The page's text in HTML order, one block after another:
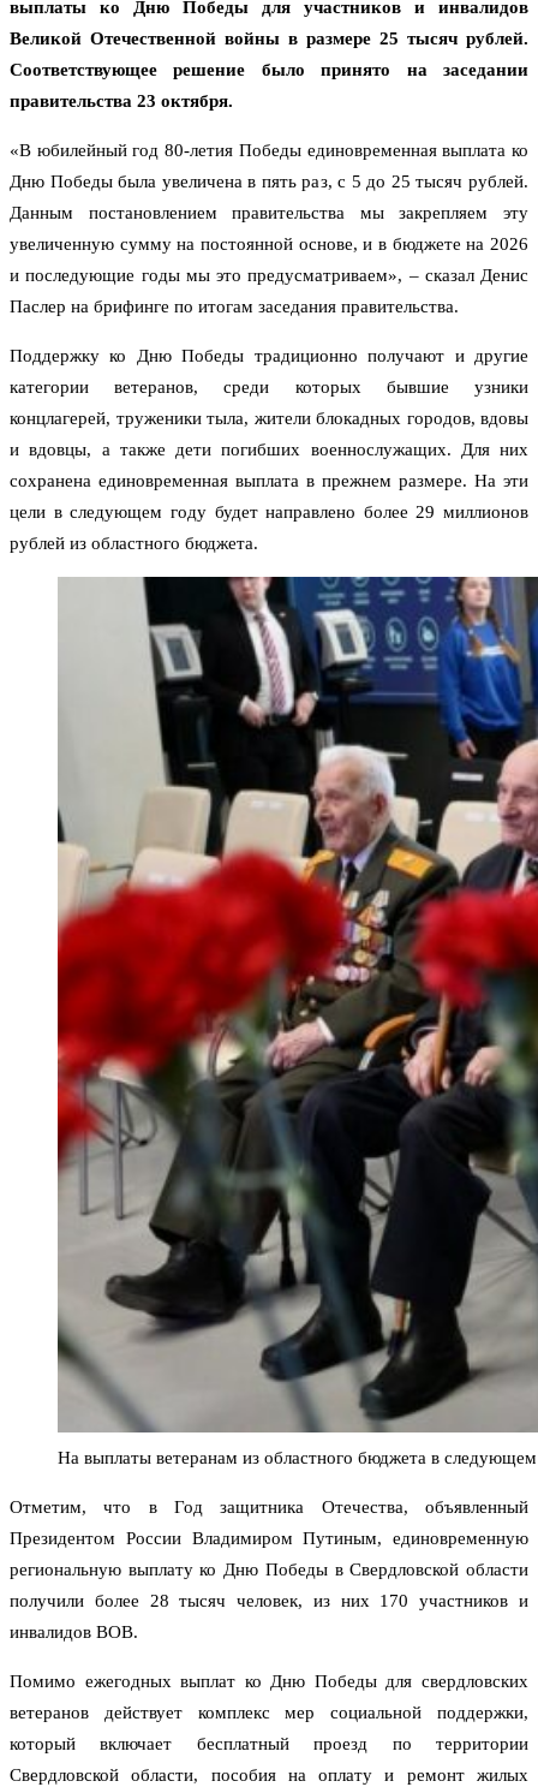
выплаты ко Дню Победы для участников и инвалидов
Великой Отечественной войны в размере 25 тысяч рублей.
Соответствующее решение было принято на заседании
правительства 23 октября.
«В юбилейный год 80-летия Победы единовременная выплата ко
Дню Победы была увеличена в пять раз, с 5 до 25 тысяч рублей.
Данным постановлением правительства мы закрепляем эту
увеличенную сумму на постоянной основе, и в бюджете на 2026
и последующие годы мы это предусматриваем», – сказал Денис
Паслер на брифинге по итогам заседания правительства.
Поддержку ко Дню Победы традиционно получают и другие
категории ветеранов, среди которых бывшие узники
концлагерей, труженики тыла, жители блокадных городов, вдовы
и вдовцы, а также дети погибших военнослужащих. Для них
сохранена единовременная выплата в прежнем размере. На эти
цели в следующем году будет направлено более 29 миллионов
рублей из областного бюджета.
На выплаты ветеранам из областного бюджета в
Отметим, что в Год защитника Отечества, объявленный
Президентом России Владимиром Путиным, единовременную
региональную выплату ко Дню Победы в Свердловской области
получили более 28 тысяч человек, из них 170 участников и
инвалидов ВОВ.
Помимо ежегодных выплат ко Дню Победы для свердловских
ветеранов действует комплекс мер социальной поддержки,
который включает бесплатный проезд по территории
Свердловской области, пособия на оплату и ремонт жилых